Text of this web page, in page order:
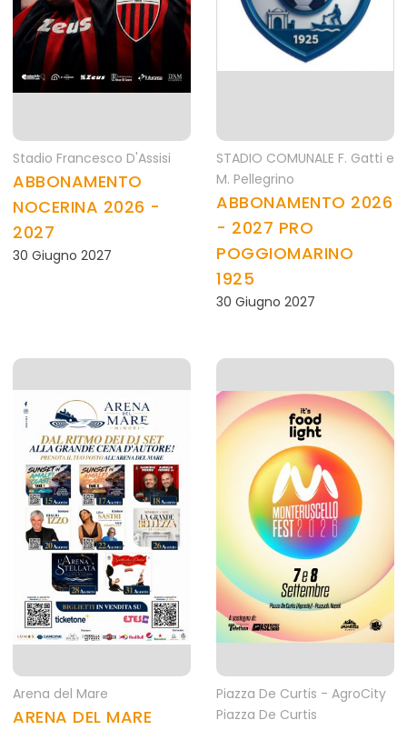
Stadio Francesco D'Assisi
ABBONAMENTO
NOCERINA 2026 -
2027
30 Giugno 2027
STADIO COMUNALE F. Gatti e
M. Pellegrino
ABBONAMENTO 2026
- 2027 PRO
POGGIOMARINO
1925
30 Giugno 2027
Arena del Mare
ARENA DEL MARE
Piazza De Curtis - AgroCity
Piazza De Curtis